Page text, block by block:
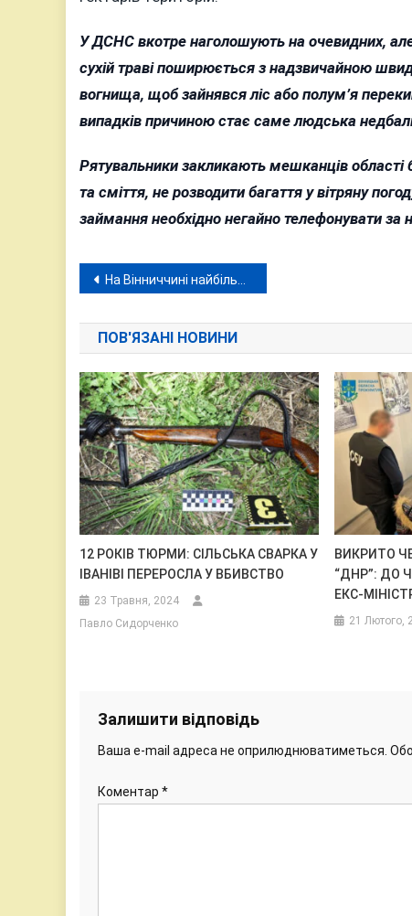
У ДСНС вкотре наголошують на очевидних,
сухій траві поширюється з надзвичайною
вогнища, щоб зайнявся ліс або полум’я
випадків причиною стає саме людська
Рятувальники закликають мешканців
та сміття, не розводити багаття у вітряну
займання необхідно негайно телефонувати за
Навігація
записів
На Вінниччині найбільше продають землю і вона одна з найдорожчих в Україні
ПОВ'ЯЗАНІ НОВИНИ
12 РОКІВ ТЮРМИ: СІЛЬСЬКА СВАРКА У
ІВАНІВІ ПЕРЕРОСЛА У ВБИВСТВО
23 Травня, 2024
Павло Сидорченко
ВИКРИТО
“ДНР”: ДО
ЕКС-
21 Лютого,
Залишити відповідь
Ваша e-mail адреса не оприлюднюватиметься.
Коментар *